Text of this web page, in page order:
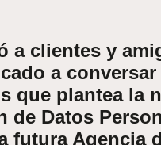
a clientes y
a conversar
que plantea la
de Datos
futura Agencia